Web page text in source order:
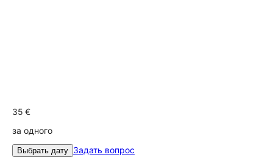
35 €
за одного
Выбрать дату Задать вопрос